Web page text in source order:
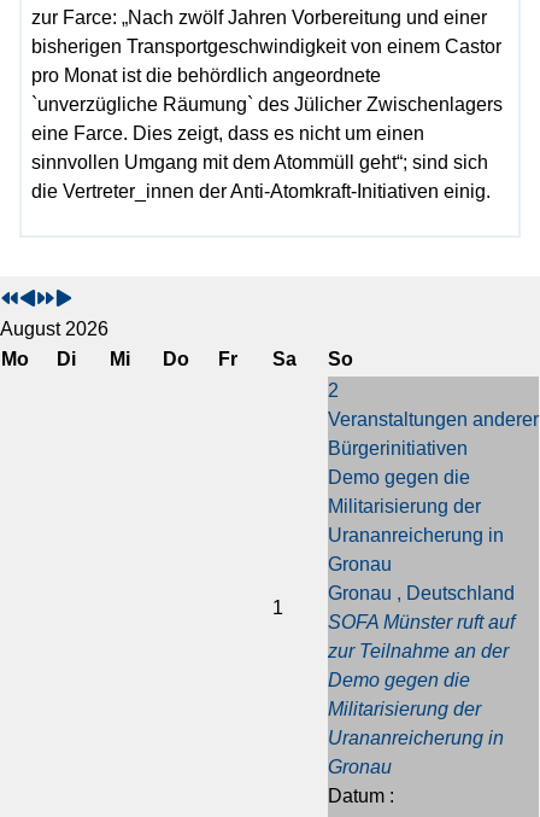
zur Farce: „Nach zwölf Jahren Vorbereitung und einer
bisherigen Transportgeschwindigkeit von einem Castor
pro Monat ist die behördlich angeordnete
`unverzügliche Räumung` des Jülicher Zwischenlagers
eine Farce. Dies zeigt, dass es nicht um einen
sinnvollen Umgang mit dem Atommüll geht“; sind sich
die Vertreter_innen der Anti-Atomkraft-Initiativen einig.
o
r
o
h
ä ä
August 2026
Mo
Di Mi Do Fr Sa So
1
2
Veranstaltungen anderer
Bürgerinitiativen
Demo gegen die
Militarisierung der
Urananreicherung in
Gronau
Gronau , Deutschland
SOFA Münster ruft auf
zur Teilnahme an der
Demo gegen die
Militarisierung der
Urananreicherung in
Gronau
Datum :